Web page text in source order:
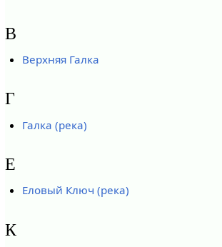
В
Верхняя Галка
Г
Галка (река)
Е
Еловый Ключ (река)
К